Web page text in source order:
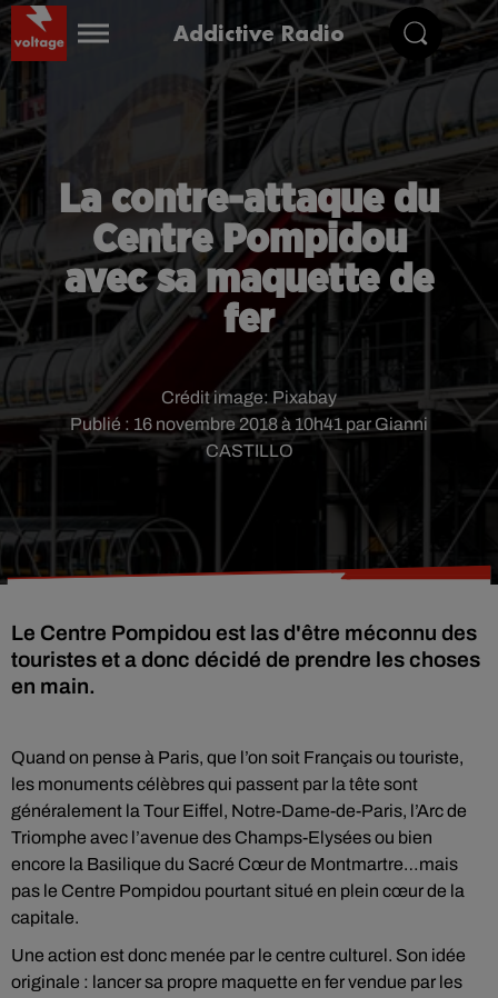
Addictive Radio
La contre-attaque du
Centre Pompidou
avec sa maquette de
fer
Publié : 16 novembre 2018 à 10h41 par Gianni
CASTILLO
Crédit image: Pixabay
Le Centre Pompidou est las d'être méconnu des
touristes et a donc décidé de prendre les choses
en main.
Quand on pense à Paris, que l’on soit Français ou touriste,
les monuments célèbres qui passent par la tête sont
généralement la Tour Eiffel, Notre-Dame-de-Paris, l’Arc de
Triomphe avec l’avenue des Champs-Elysées ou bien
encore la Basilique du Sacré Cœur de Montmartre…mais
pas le Centre Pompidou pourtant situé en plein cœur de la
capitale.
Une action est donc menée par le centre culturel. Son idée
originale : lancer sa propre maquette en fer vendue par les